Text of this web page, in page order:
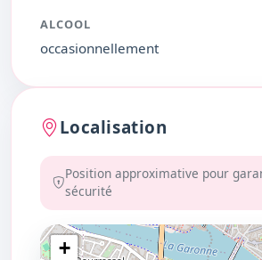
ALCOOL
occasionnellement
Localisation
Position approximative pour
sécurité
+